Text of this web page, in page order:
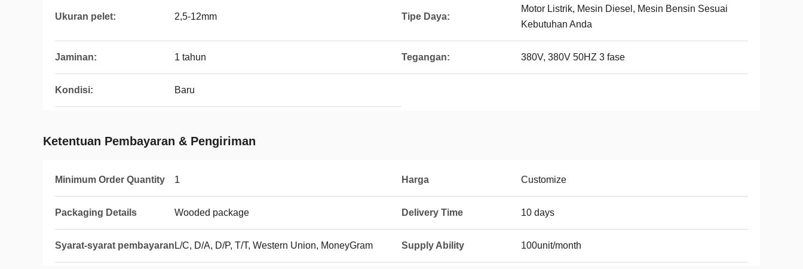
Ukuran pelet: 2,5-12mm Tipe Daya:
Motor Listrik, Mesin Diesel, Mesin Bensin Sesuai
Kebutuhan Anda
Jaminan: 1 tahun Tegangan: 380V, 380V 50HZ 3 fase
Kondisi: Baru
Ketentuan Pembayaran & Pengiriman
Minimum Order Quantity 1 Harga Customize
Packaging Details Wooded package Delivery Time 10 days
Syarat-syarat pembayaran L/C, D/A, D/P, T/T, Western Union, MoneyGram Supply Ability 100unit/month